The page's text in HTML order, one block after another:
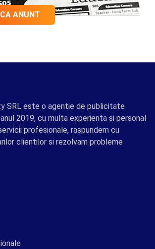
ANUNT
SRL este o agentie de publicitate
2019, cu multa experienta si personal
profesionale, raspundem cu
clientilor si rezolvam probleme